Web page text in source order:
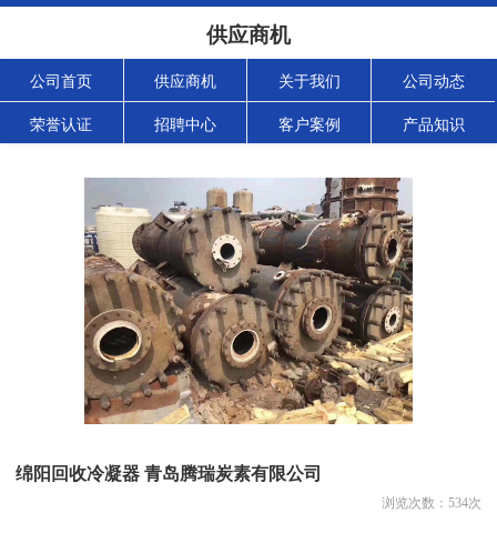
供应商机
公司首页 供应商机 关于我们 公司动态
荣誉认证 招聘中心 客户案例 产品知识
绵阳回收冷凝器 青岛腾瑞炭素有限公司
浏览次数： 534次